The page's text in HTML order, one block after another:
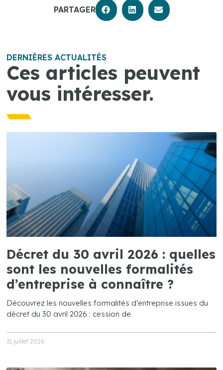
PARTAGER
DERNIÈRES ACTUALITÉS
Ces articles peuvent
vous intéresser.
Décret du 30 avril 2026 : quelles
sont les nouvelles formalités
d’entreprise à connaître ?
Découvrez les nouvelles formalités d’entreprise issues du
décret du 30 avril 2026 : cession de
31 juillet 2026